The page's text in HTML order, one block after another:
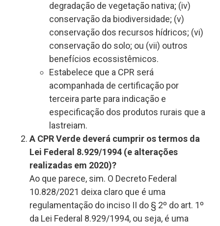
degradação de vegetação nativa; (iv)
conservação da biodiversidade; (v)
conservação dos recursos hídricos; (vi)
conservação do solo; ou (vii) outros
benefícios ecossistêmicos.
Estabelece que a CPR será
acompanhada de certificação por
terceira parte para indicação e
especificação dos produtos rurais que a
lastreiam.
A CPR Verde deverá cumprir os termos da
Lei Federal 8.929/1994 (e alterações
realizadas em 2020)?
Ao que parece, sim. O Decreto Federal
10.828/2021 deixa claro que é uma
regulamentação do inciso II do § 2º do art. 1º
da Lei Federal 8.929/1994, ou seja, é uma